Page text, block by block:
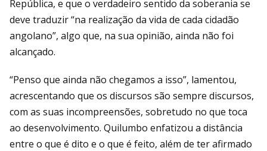
República, e que o verdadeiro sentido da soberania se
deve traduzir “na realização da vida de cada cidadão
angolano”, algo que, na sua opinião, ainda não foi
alcançado.
“Penso que ainda não chegamos a isso”, lamentou,
acrescentando que os discursos são sempre discursos,
com as suas incompreensões, sobretudo no que toca
ao desenvolvimento. Quilumbo enfatizou a distância
entre o que é dito e o que é feito, além de ter afirmado